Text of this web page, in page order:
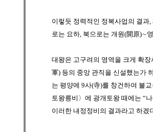
이렇듯 정력적인 정복사업의 결과
로는 요하, 북으로는 개원(開原)∼
대왕은 고구려 의 영역을 크게 확
軍) 등의 중앙 관직을 신설했는가
는 평양에 9사(寺)를 창건하여 불
토왕릉비〉에 광개토왕 때에는 “
이러한 내정정비의 결과라고 하겠